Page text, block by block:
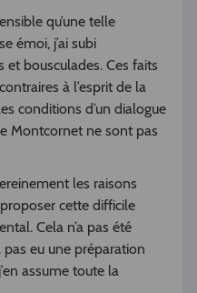
qu’une telle
émoi, j’ai subi
et bousculades. Ces faits
à l’esprit de la
conditions d’un dialogue
Montcornet ne sont pas
les raisons
cette difficile
Cela n’a pas été
eu une préparation
assume toute la